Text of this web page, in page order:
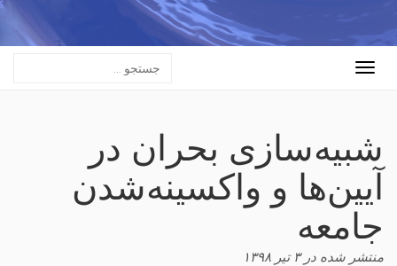
Toggle
شبیه‌سازی بحران در
آیین‌ها و واکسینه‌شدن
جامعه
منتشر شده در۳ تیر ۱۳۹۸